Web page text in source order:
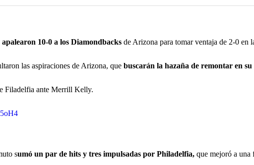
apalearon 10-0 a los Diamondbacks de Arizona para tomar ventaja de 2-0 en
las aspiraciones de Arizona, que buscarán la hazaña de remontar en su
Filadelfia ante Merrill Kelly.
sumó un par de hits y tres impulsadas por Philadelfia, que mejoró a una